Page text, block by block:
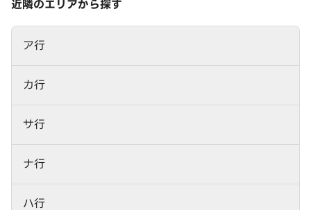
近隣のエリアから探す
ア行
カ行
サ行
ナ行
ハ行